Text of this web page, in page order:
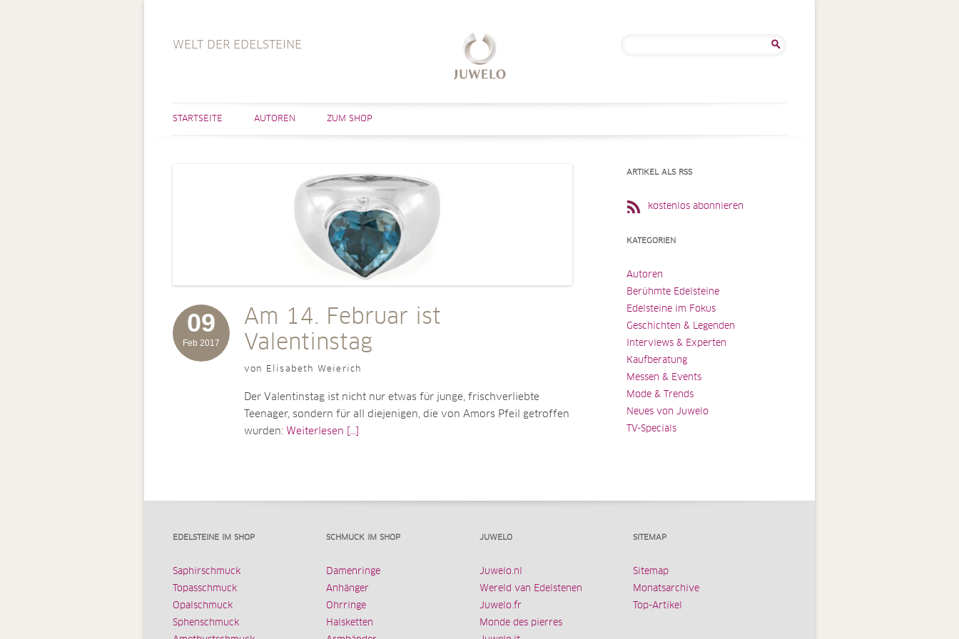
WELT DER EDELSTEINE
STARTSEITE AUTOREN ZUM SHOP
09
Feb 2017
Am 14. Februar ist
Valentinstag
von Elisabeth Weierich
Der Valentinstag ist nicht nur etwas für junge, frischverliebte
Teenager, sondern für all diejenigen, die von Amors Pfeil getroffen
wurden: Weiterlesen [...]
ARTIKEL ALS RSS
kostenlos abonnieren
KATEGORIEN
Autoren
Berühmte Edelsteine
Edelsteine im Fokus
Geschichten & Legenden
Interviews & Experten
Kaufberatung
Messen & Events
Mode & Trends
Neues von Juwelo
TV-Specials
EDELSTEINE IM SHOP
Saphirschmuck
Topasschmuck
Opalschmuck
Sphenschmuck
SCHMUCK IM SHOP
Damenringe
Anhänger
Ohrringe
Halsketten
JUWELO
Juwelo.nl
Wereld van Edelstenen
Juwelo.fr
Monde des pierres
SITEMAP
Sitemap
Monatsarchive
Top-Artikel